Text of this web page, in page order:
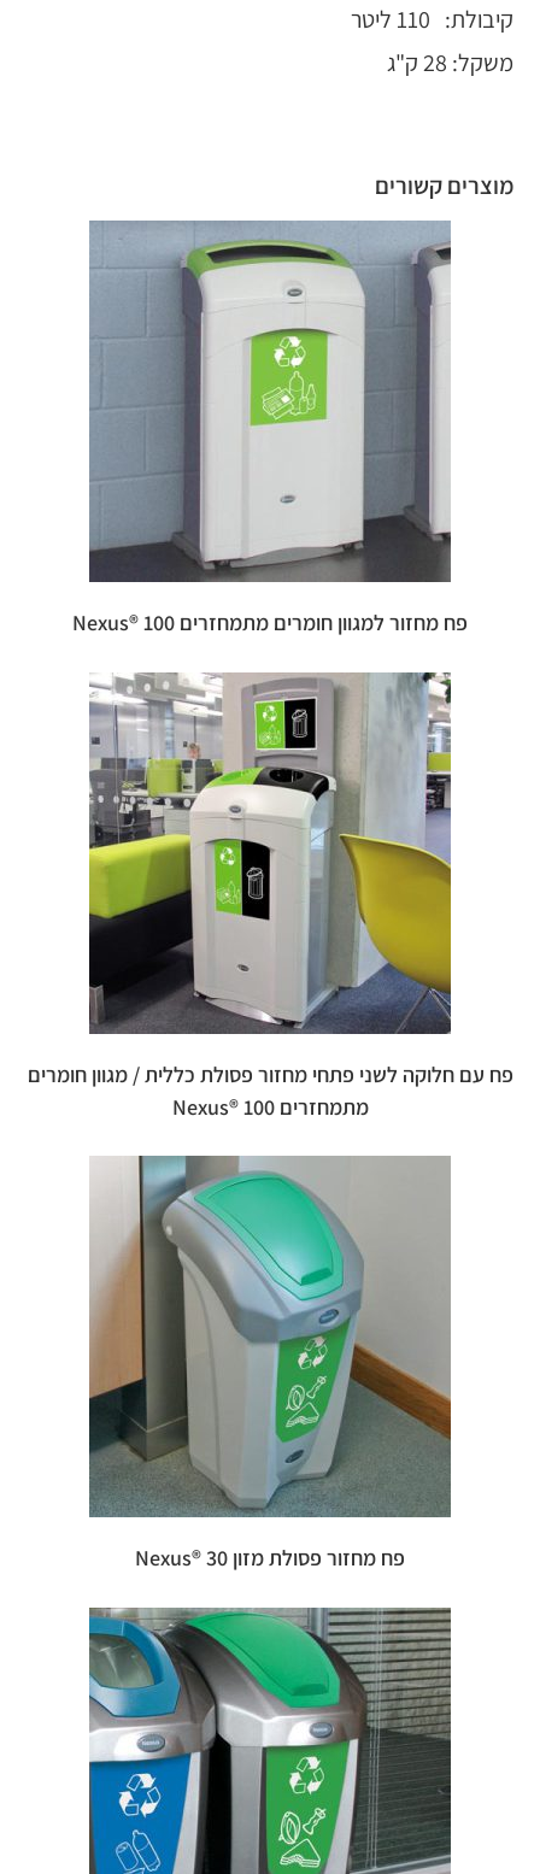
קיבולת: 110 ליטר
משקל: 28 ק"ג
מוצרים קשורים
פח מחזור למגוון חומרים מתמחזרים 100 ®Nexus
פח עם חלוקה לשני פתחי מחזור פסולת כללית / מגוון חומרים
מתמחזרים 100 ®Nexus
פח מחזור פסולת מזון 30 ®Nexus